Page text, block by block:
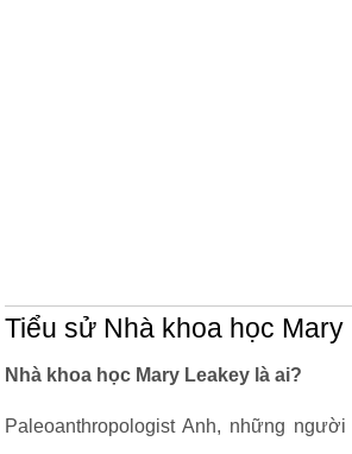
Tiểu sử Nhà khoa học Mary
Nhà khoa học Mary Leakey là ai?
Paleoanthropologist Anh, những